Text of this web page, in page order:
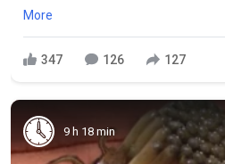
More
347 126 127
9 h 18 min